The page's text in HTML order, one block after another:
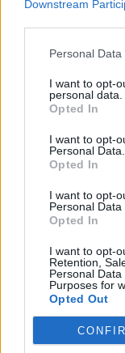
Downstream
Personal
I want to opt-
personal data.
Opted In
I want to opt-
Personal Data.
Opted In
I want to opt-
Personal Data
Opted In
I want to opt-
Retention,
Personal
Purposes for
Opted Out
Hamilton Ltd.
μάρκετινγκ
08/08/2026 - 13:44
Χρηματιστήριο
1,76%, κέρδη
Διευρύνεται η
με 916 προϊόντα
08/08/2026 - 12:12
Health
των πολιτών
08/08/2026 - 11:48
Ελληνική
ευρώ ανοίγει
μικρομεσαίες